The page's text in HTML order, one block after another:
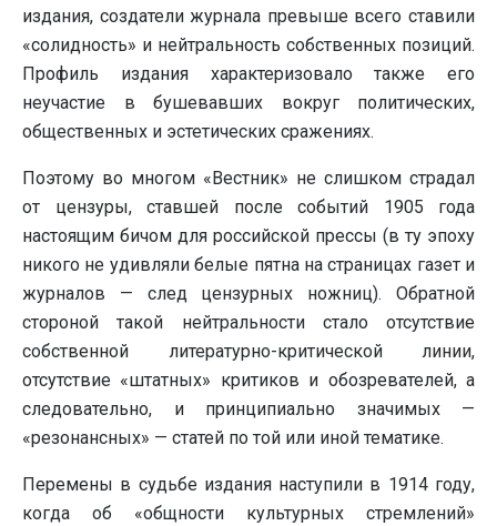
издания, создатели журнала превыше всего ставили
«солидность» и нейтральность собственных позиций.
Профиль издания характеризовало также его
неучастие в бушевавших вокруг политических,
общественных и эстетических сражениях.
Поэтому во многом «Вестник» не слишком страдал
от цензуры, ставшей после событий 1905 года
настоящим бичом для российской прессы (в ту эпоху
никого не удивляли белые пятна на страницах газет и
журналов — след цензурных ножниц). Обратной
стороной такой нейтральности стало отсутствие
собственной литературно-критической линии,
отсутствие «штатных» критиков и обозревателей, а
следовательно, и принципиально значимых —
«резонансных» — статей по той или иной тематике.
Перемены в судьбе издания наступили в 1914 году,
когда об «общности культурных стремлений»